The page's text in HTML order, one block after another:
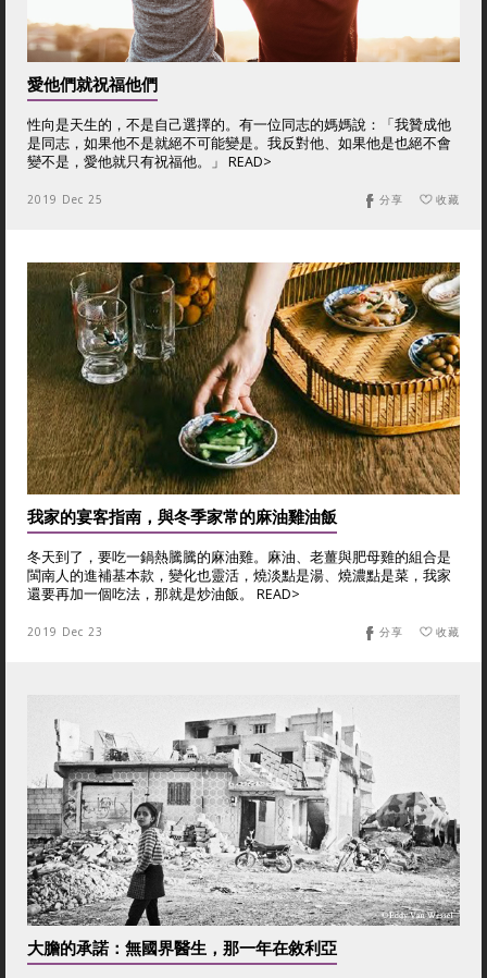
愛他們就祝福他們
性向是天生的，不是自己選擇的。有一位同志的媽媽說：「我贊成他
是同志，如果他不是就絕不可能變是。我反對他、如果他是也絕不會
變不是，愛他就只有祝福他。」 READ>
2019 Dec 25 收藏
分享
我家的宴客指南，與冬季家常的麻油雞油飯
冬天到了，要吃一鍋熱騰騰的麻油雞。麻油、老薑與肥母雞的組合是
閩南人的進補基本款，變化也靈活，燒淡點是湯、燒濃點是菜，我家
還要再加一個吃法，那就是炒油飯。 READ>
2019 Dec 23 收藏
分享
大膽的承諾：無國界醫生，那一年在敘利亞